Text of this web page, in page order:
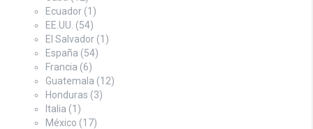
Ecuador (1)
EE.UU. (54)
El Salvador (1)
España (54)
Francia (6)
Guatemala (12)
Honduras (3)
Italia (1)
México (17)